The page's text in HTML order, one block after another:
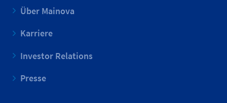
Über Mainova
Karriere
Investor Relations
Presse